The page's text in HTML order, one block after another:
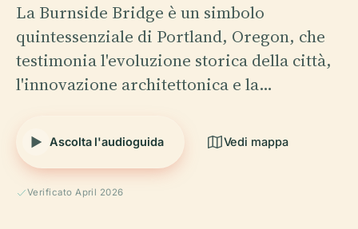
La Burnside Bridge è un simbolo
quintessenziale di Portland, Oregon, che
testimonia l'evoluzione storica della città,
l'innovazione architettonica e la…
Ascolta l'audioguida Vedi mappa
Verificato April 2026